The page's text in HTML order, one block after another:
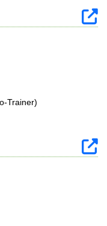
Trainer)